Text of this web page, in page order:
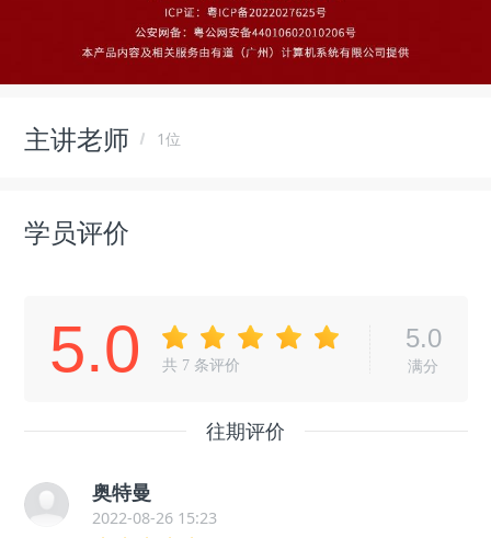
主讲老师 1位
学员评价
5.0 共 7 条评价
5.0
满分
往期评价
奥特曼
2022-08-26 15:23